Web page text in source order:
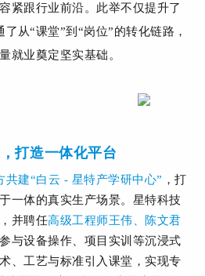
紧跟行业前沿。此举不仅提升了
从“课堂”到“岗位”的转化链路，
就业奠定坚实基础。
打造一体化平台
共建“白云 - 星特产学研中心” ，打
一体的真实生产场景。星特科技
并聘任高级工程师王伟、陈文君
与设备操作、项目实训等沉浸式
、工艺与标准引入课堂，实现专